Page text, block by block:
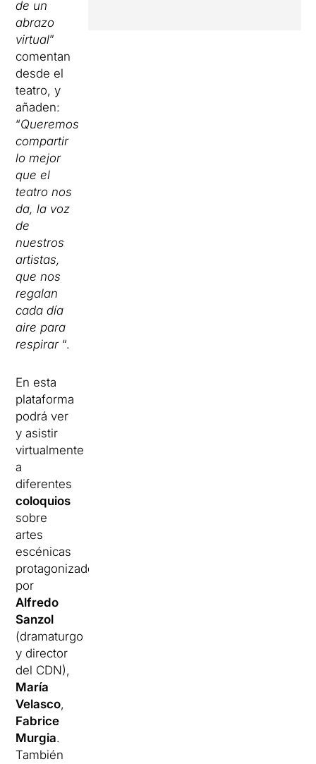
de un
abrazo
virtual”
comentan
desde el
teatro, y
añaden:
“Queremos
compartir
lo mejor
que el
teatro nos
da, la voz
de
nuestros
artistas,
que nos
regalan
cada día
aire para
respirar“.
En esta
plataforma
podrá ver
y asistir
virtualmente
a
diferentes
coloquios
sobre
artes
escénicas
protagonizados
por
Alfredo
Sanzol
(dramaturgo
y director
del CDN),
María
Velasco,
Fabrice
Murgia.
También